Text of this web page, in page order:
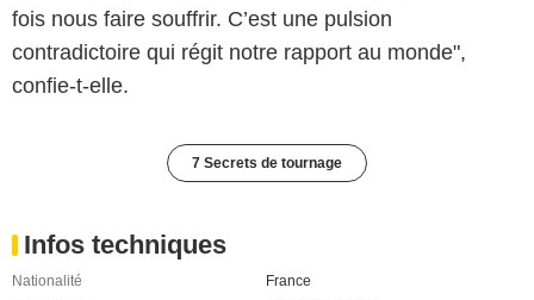
fois nous faire souffrir. C’est une pulsion
contradictoire qui régit notre rapport au monde",
confie-t-elle.
7 Secrets de tournage
Infos techniques
Nationalité
France